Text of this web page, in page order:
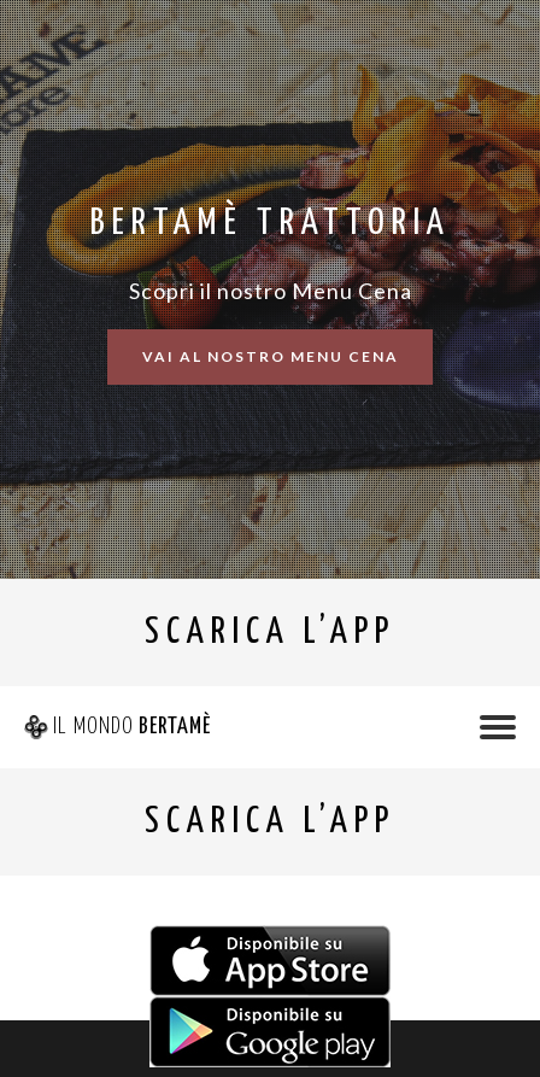
BERTAMÈ TRATTORIA
Scopri il nostro Menu Cena
VAI AL NOSTRO MENU CENA
SCARICA L’APP
IL MONDO BERTAMÈ
SCARICA L’APP